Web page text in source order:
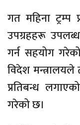
गत महिना
उपग्रहहरू
गर्न सहयोग
विदेश मन्त्रालयले
प्रतिबन्ध
गरेको छ।